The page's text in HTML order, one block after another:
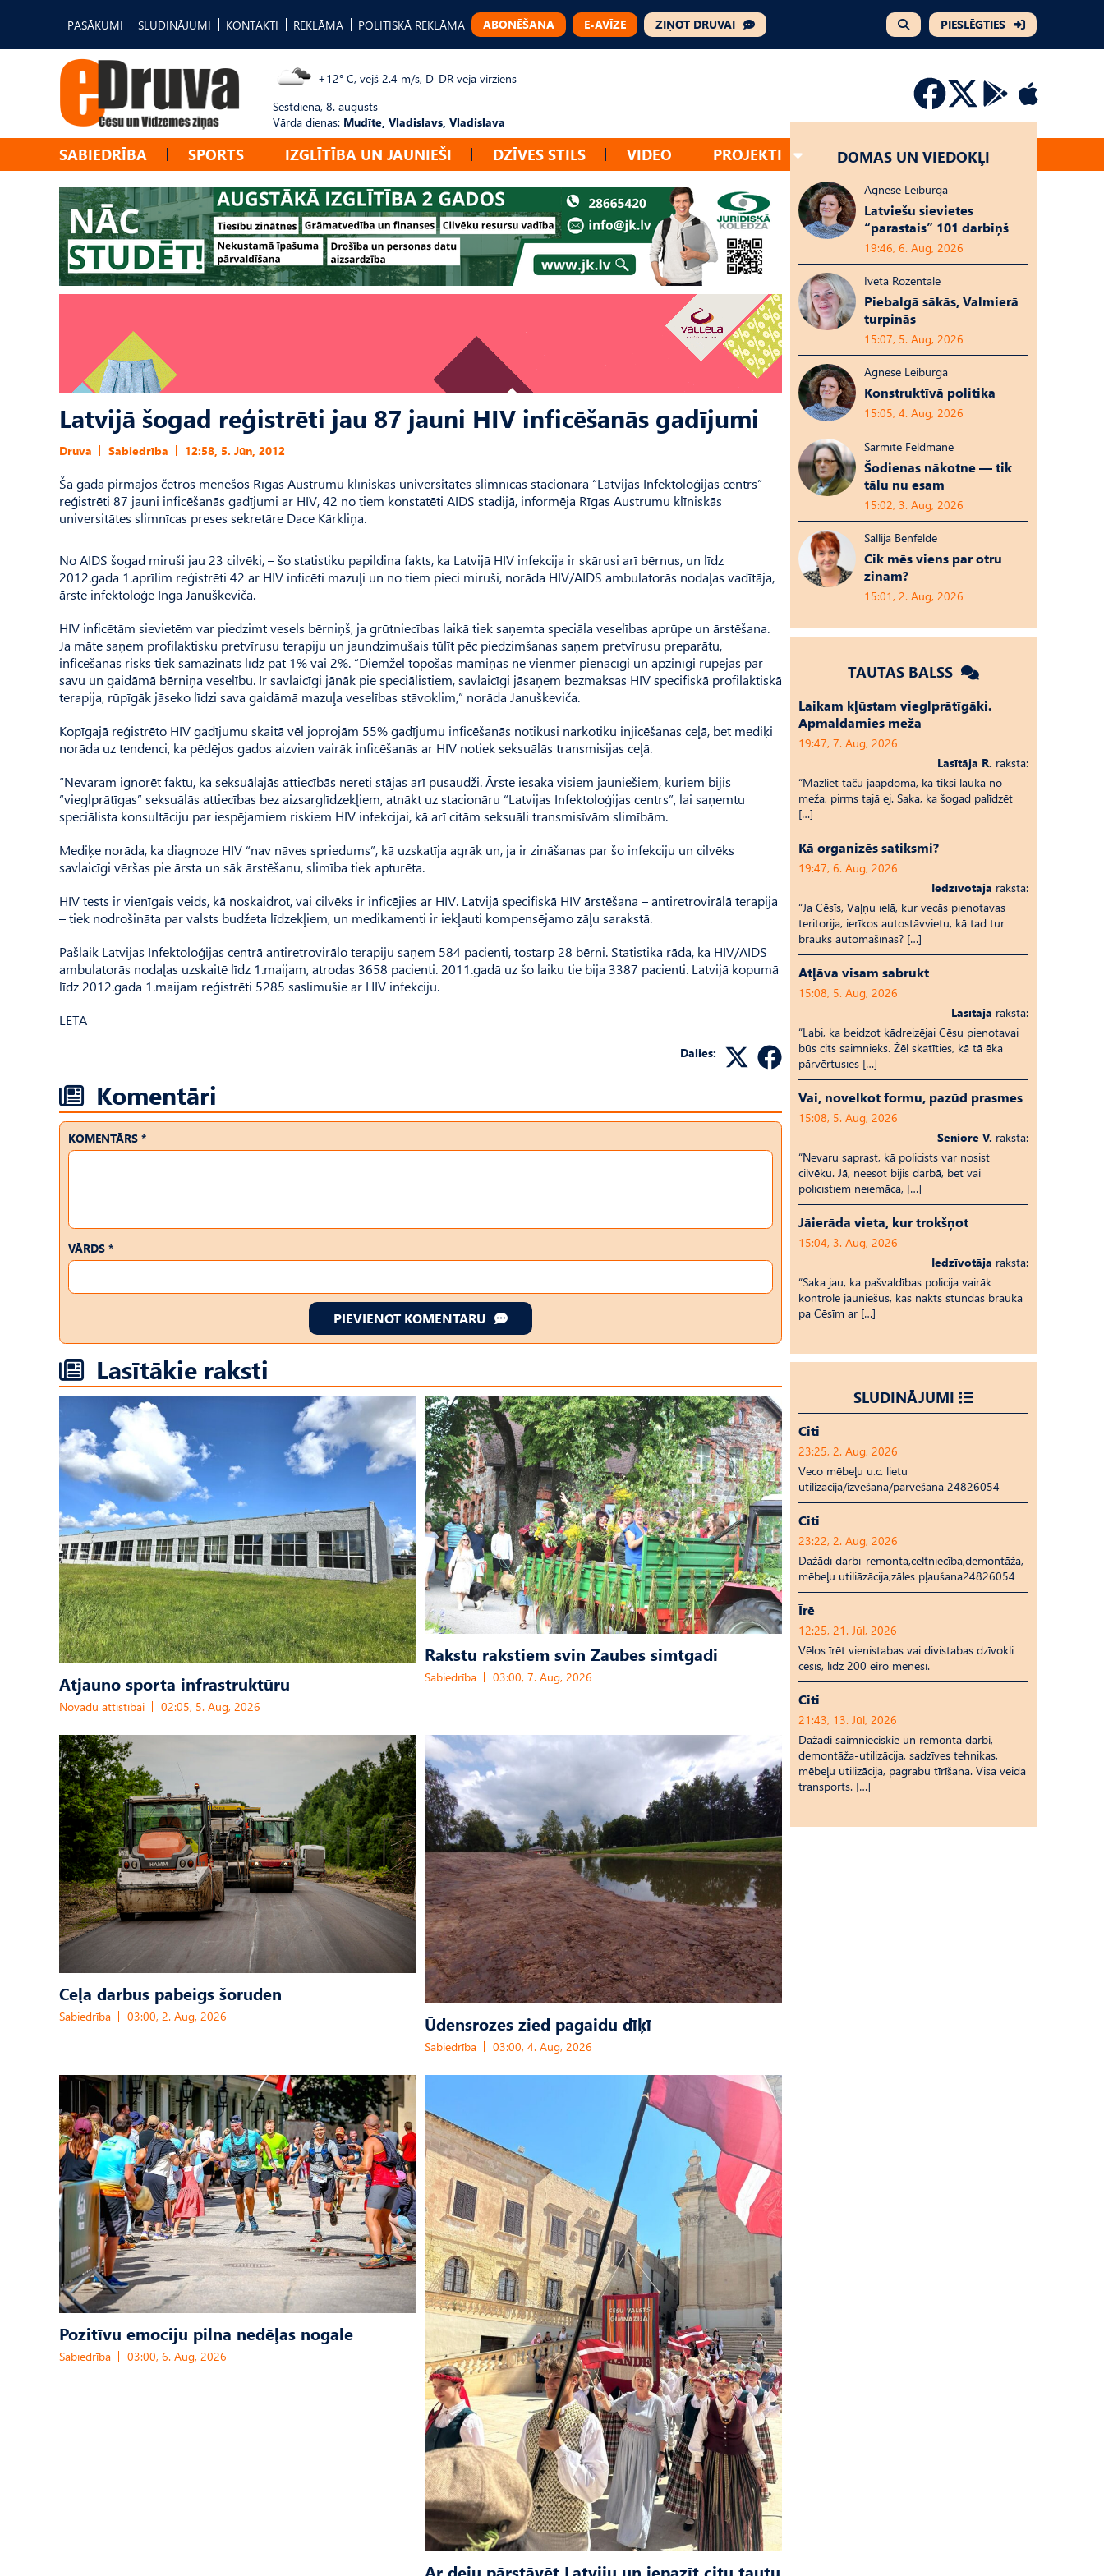
PASĀKUMI SLUDINĀJUMI KONTAKTI REKLĀMA POLITISKĀ REKLĀMA ABONĒŠANA E-AVĪZE ZIŅOT DRUVAI PIESLĒGTIES
+12° C, vējš 2.4 m/s, D-DR vēja virziens
Sestdiena, 8. augusts
Vārda dienas: Mudīte, Vladislavs, Vladislava
SABIEDRĪBA SPORTS IZGLĪTĪBA UN JAUNIEŠI DZĪVES STILS VIDEO PROJEKTI
Latvijā šogad reģistrēti jau 87 jauni HIV inficēšanās gadījumi
Druva Sabiedrība 12:58, 5. Jūn, 2012
Šā gada pirmajos četros mēnešos Rīgas Austrumu klīniskās universitātes slimnīcas stacionārā “Latvijas Infektoloģijas centrs”
reģistrēti 87 jauni inficēšanās gadījumi ar HIV, 42 no tiem konstatēti AIDS stadijā, informēja Rīgas Austrumu klīniskās
universitātes slimnīcas preses sekretāre Dace Kārkliņa.
No AIDS šogad miruši jau 23 cilvēki, – šo statistiku papildina fakts, ka Latvijā HIV infekcija ir skārusi arī bērnus, un līdz
2012.gada 1.aprīlim reģistrēti 42 ar HIV inficēti mazuļi un no tiem pieci miruši, norāda HIV/AIDS ambulatorās nodaļas vadītāja,
ārste infektoloģe Inga Januškeviča.
HIV inficētām sievietēm var piedzimt vesels bērniņš, ja grūtniecības laikā tiek saņemta speciāla veselības aprūpe un ārstēšana.
Ja māte saņem profilaktisku pretvīrusu terapiju un jaundzimušais tūlīt pēc piedzimšanas saņem pretvīrusu preparātu,
inficēšanās risks tiek samazināts līdz pat 1% vai 2%. “Diemžēl topošās māmiņas ne vienmēr pienācīgi un apzinīgi rūpējas par
savu un gaidāmā bērniņa veselību. Ir savlaicīgi jānāk pie speciālistiem, savlaicīgi jāsaņem bezmaksas HIV specifiskā profilaktiskā
terapija, rūpīgāk jāseko līdzi sava gaidāmā mazuļa veselības stāvoklim,” norāda Januškeviča.
Kopīgajā reģistrēto HIV gadījumu skaitā vēl joprojām 55% gadījumu inficēšanās notikusi narkotiku injicēšanas ceļā, bet mediķi
norāda uz tendenci, ka pēdējos gados aizvien vairāk inficēšanās ar HIV notiek seksuālās transmisijas ceļā.
“Nevaram ignorēt faktu, ka seksuālajās attiecībās nereti stājas arī pusaudži. Ārste iesaka visiem jauniešiem, kuriem bijis
“vieglprātīgas” seksuālās attiecības bez aizsarglīdzekļiem, atnākt uz stacionāru “Latvijas Infektoloģijas centrs”, lai saņemtu
speciālista konsultāciju par iespējamiem riskiem HIV infekcijai, kā arī citām seksuāli transmisīvām slimībām.
Mediķe norāda, ka diagnoze HIV “nav nāves spriedums”, kā uzskatīja agrāk un, ja ir zināšanas par šo infekciju un cilvēks
savlaicīgi vēršas pie ārsta un sāk ārstēšanu, slimība tiek apturēta.
HIV tests ir vienīgais veids, kā noskaidrot, vai cilvēks ir inficējies ar HIV. Latvijā specifiskā HIV ārstēšana – antiretrovirālā terapija
– tiek nodrošināta par valsts budžeta līdzekļiem, un medikamenti ir iekļauti kompensējamo zāļu sarakstā.
Pašlaik Latvijas Infektoloģijas centrā antiretrovirālo terapiju saņem 584 pacienti, tostarp 28 bērni. Statistika rāda, ka HIV/AIDS
ambulatorās nodaļas uzskaitē līdz 1.maijam, atrodas 3658 pacienti. 2011.gadā uz šo laiku tie bija 3387 pacienti. Latvijā kopumā
līdz 2012.gada 1.maijam reģistrēti 5285 saslimušie ar HIV infekciju.
LETA
Dalies:
Komentāri
KOMENTĀRS *
VĀRDS *
PIEVIENOT KOMENTĀRU
Lasītākie raksti
Atjauno sporta infrastruktūru
Novadu attīstībai 02:05, 5. Aug, 2026
Rakstu rakstiem svin Zaubes simtgadi
Sabiedrība 03:00, 7. Aug, 2026
Ceļa darbus pabeigs šoruden
Sabiedrība 03:00, 2. Aug, 2026 Ūdensrozes zied pagaidu dīķī
Sabiedrība 03:00, 4. Aug, 2026
Pozitīvu emociju pilna nedēļas nogale
Sabiedrība 03:00, 6. Aug, 2026
Ar deju pārstāvēt Latviju un iepazīt citu tautu
DOMAS UN VIEDOKĻI
Agnese Leiburga
Latviešu sievietes
“parastais” 101 darbiņš
19:46, 6. Aug, 2026
Iveta Rozentāle
Piebalgā sākās, Valmierā
turpinās
15:07, 5. Aug, 2026
Agnese Leiburga
Konstruktīvā politika
15:05, 4. Aug, 2026
Sarmīte Feldmane
Šodienas nākotne — tik
tālu nu esam
15:02, 3. Aug, 2026
Sallija Benfelde
Cik mēs viens par otru
zinām?
15:01, 2. Aug, 2026
TAUTAS BALSS
Laikam kļūstam vieglprātīgāki.
Apmaldamies mežā
19:47, 7. Aug, 2026
Lasītāja R. raksta:
“Mazliet taču jāapdomā, kā tiksi laukā no
meža, pirms tajā ej. Saka, ka šogad palīdzēt
[…]
Kā organizēs satiksmi?
19:47, 6. Aug, 2026
Iedzīvotāja raksta:
“Ja Cēsīs, Vaļņu ielā, kur vecās pienotavas
teritorija, ierīkos autostāvvietu, kā tad tur
brauks automašīnas? […]
Atļāva visam sabrukt
15:08, 5. Aug, 2026
Lasītāja raksta:
“Labi, ka beidzot kādreizējai Cēsu pienotavai
būs cits saimnieks. Žēl skatīties, kā tā ēka
pārvērtusies […]
Vai, novelkot formu, pazūd prasmes
15:08, 5. Aug, 2026
Seniore V. raksta:
“Nevaru saprast, kā policists var nosist
cilvēku. Jā, neesot bijis darbā, bet vai
policistiem neiemāca, […]
Jāierāda vieta, kur trokšņot
15:04, 3. Aug, 2026
Iedzīvotāja raksta:
“Saka jau, ka pašvaldības policija vairāk
kontrolē jauniešus, kas nakts stundās braukā
pa Cēsīm ar […]
SLUDINĀJUMI
Citi
23:25, 2. Aug, 2026
Veco mēbeļu u.c. lietu
utilizācija/izvešana/pārvešana 24826054
Citi
23:22, 2. Aug, 2026
Dažādi darbi-remonta,celtniecība,demontāža,
mēbeļu utiliāzācija,zāles pļaušana24826054
Īrē
12:25, 21. Jūl, 2026
Vēlos īrēt vienistabas vai divistabas dzīvokli
cēsīs, līdz 200 eiro mēnesī.
Citi
21:43, 13. Jūl, 2026
Dažādi saimnieciskie un remonta darbi,
demontāža-utilizācija, sadzīves tehnikas,
mēbeļu utilizācija, pagrabu tīrīšana. Visa veida
transports. […]